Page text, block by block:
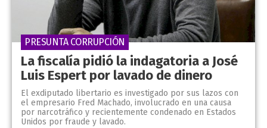
La fiscalía pidió la indagatoria a José
Luis Espert por lavado de dinero
El exdiputado libertario es investigado por sus lazos con
el empresario Fred Machado, involucrado en una causa
por narcotráfico y recientemente condenado en Estados
Unidos por fraude y lavado.
PRESUNTA CORRUPCIÓN